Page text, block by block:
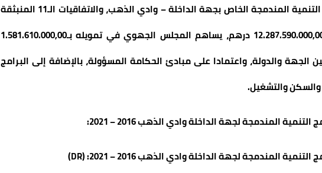
الملك محمد السادس، عقد برنامج التنمية المندمجة الخاص بجهة الداخلة – وادي الذهب، والاتفاقيات الـ11 المنبثقة
عنه، بغلاف مالي إجمالي يصل لـ12.287.590.000,00 درهم، يساهم المجلس الجهوي في تمويله بـ1.581.610.000,00
الجهة والدولة، واعتمادا على مبادئ الحكامة المسؤولة، بالإضافة إلى البرامج
والسكن والتشغيل.